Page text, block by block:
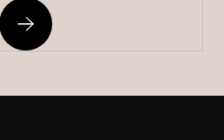
PŘIHLÁSIT
SE